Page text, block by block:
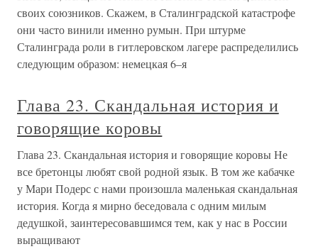
своих союзников. Скажем, в Сталинградской катастрофе
они часто винили именно румын. При штурме
Сталинграда роли в гитлеровском лагере распределились
следующим образом: немецкая 6–я
Глава 23. Скандальная история и
говорящие коровы
Глава 23. Скандальная история и говорящие коровы Не
все бретонцы любят свой родной язык. В том же кабачке
у Мари Подерс с нами произошла маленькая скандальная
история. Когда я мирно беседовала с одним милым
дедушкой, заинтересовавшимся тем, как у нас в России
выращивают